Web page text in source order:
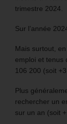
trimestre 2024.
Sur l’année
Mais surtout,
emploi et tenus
106 200 (soit
Plus
rechercher un
sur un an (soit